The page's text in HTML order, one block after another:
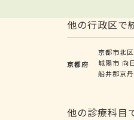
他の行政区で
京都府
京都市北区
城陽市 向
船井郡京
他の診療科目